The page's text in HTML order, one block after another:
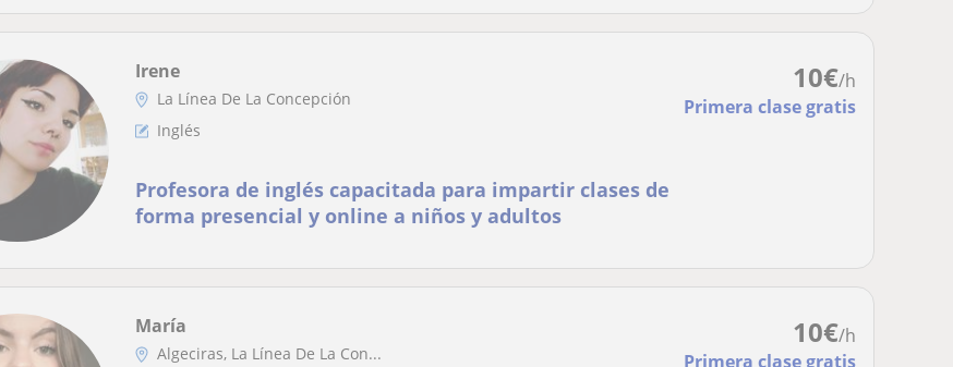
10€/h
Primera clase gratis
Irene
La Línea De La Concepción
Inglés
Profesora de inglés capacitada para impartir clases de
forma presencial y online a niños y adultos
10€/h
Primera clase gratis
María
Algeciras, La Línea De La Con...